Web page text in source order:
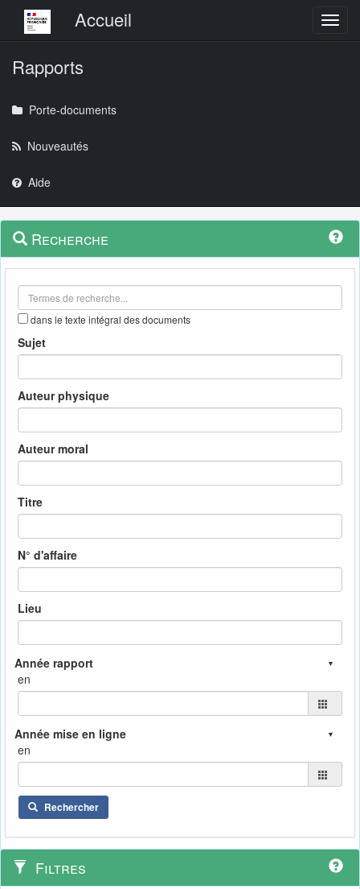
Menu principalAccueil
Rapports
Porte-documents
Nouveautés
Aide
Navigation
outils
Menu
contextuel
Recherche
dans le texte intégral des documents
Sujet
Auteur physique
Auteur moral
Titre
N° d'affaire
Lieu
en
en
Rechercher
Filtres